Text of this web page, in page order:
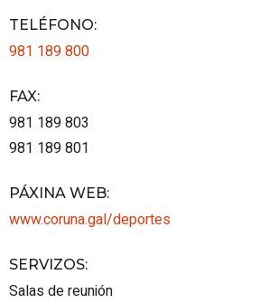
TELÉFONO:
981 189 800
FAX:
981 189 803
981 189 801
PÁXINA WEB:
www.coruna.gal/deportes
SERVIZOS:
Salas de reunión